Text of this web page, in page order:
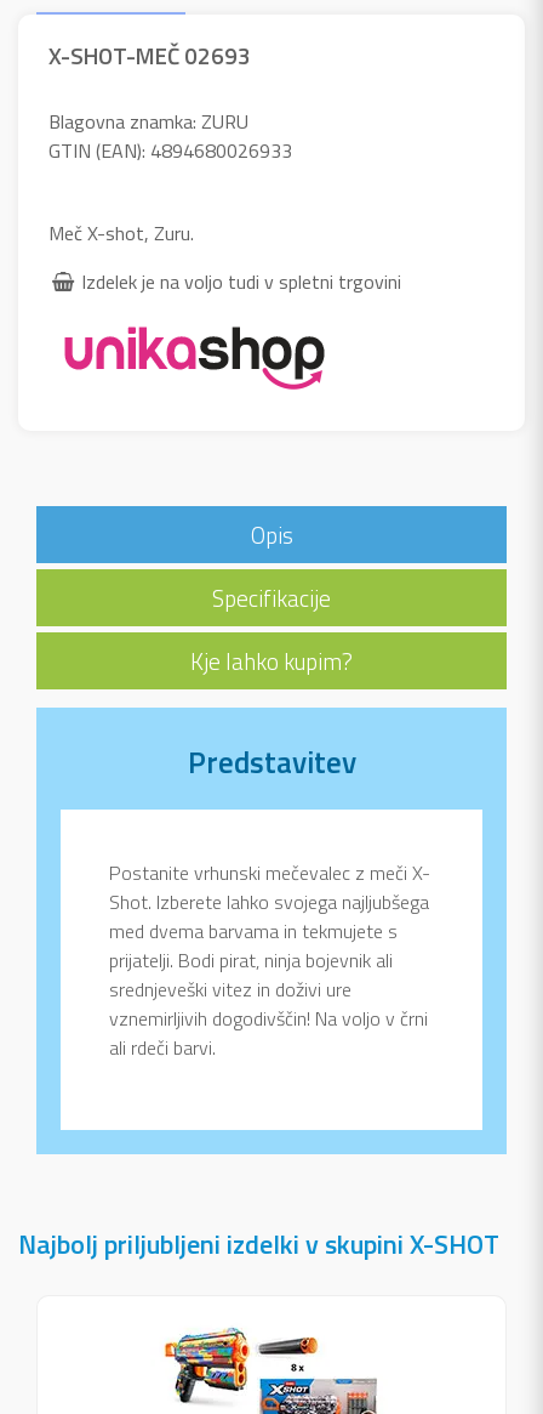
X-SHOT-MEČ 02693
Blagovna znamka: ZURU
GTIN (EAN): 4894680026933
Meč X-shot, Zuru.
Izdelek je na voljo tudi v spletni trgovini
Opis
Specifikacije
Kje lahko kupim?
Predstavitev
Postanite vrhunski mečevalec z meči X-
Shot. Izberete lahko svojega najljubšega
med dvema barvama in tekmujete s
prijatelji. Bodi pirat, ninja bojevnik ali
srednjeveški vitez in doživi ure
vznemirljivih dogodivščin! Na voljo v črni
ali rdeči barvi.
Najbolj priljubljeni izdelki v skupini X-SHOT